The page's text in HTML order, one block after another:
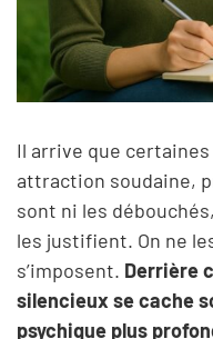
Il arrive que
attraction soudaine,
sont ni les
les justifient. On ne
s’imposent. Derrière
silencieux se cache
psychique plus